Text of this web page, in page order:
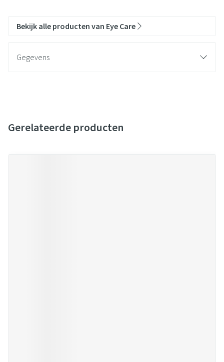
Bekijk alle producten van Eye Care
Gegevens
Gerelateerde producten